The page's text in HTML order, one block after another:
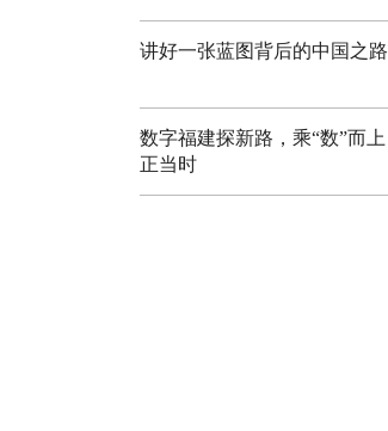
讲好一张蓝图背后的中国之路
数字福建探新路，乘“数”而上
正当时